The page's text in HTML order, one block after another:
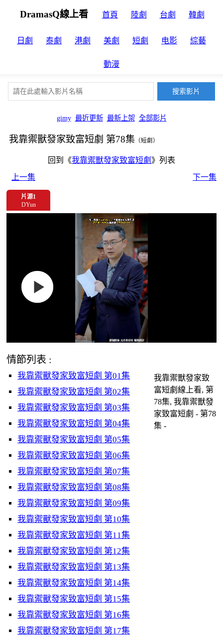
DramasQ線上看 首頁 陸劇 台劇 韓劇
日劇 泰劇 港劇 美劇 短劇 电影 綜藝
動漫
gimy 最近更新 最新上架 全部影片
我靠禦獸發家致富短劇 第78集 （短劇）
回到《我靠禦獸發家致富短劇 》列表
上一集
下一集
片源1
DYun
情節列表 :
我靠禦獸發家致富短劇 第01集
我靠禦獸發家致富短劇 第02集
我靠禦獸發家致富短劇 第03集
我靠禦獸發家致富短劇 第04集
我靠禦獸發家致富短劇 第05集
我靠禦獸發家致富短劇 第06集
我靠禦獸發家致富短劇 第07集
我靠禦獸發家致富短劇 第08集
我靠禦獸發家致富短劇 第09集
我靠禦獸發家致富短劇 第10集
我靠禦獸發家致富短劇 第11集
我靠禦獸發家致富短劇 第12集
我靠禦獸發家致富短劇 第13集
我靠禦獸發家致富短劇 第14集
我靠禦獸發家致富短劇 第15集
我靠禦獸發家致富短劇 第16集
我靠禦獸發家致富短劇 第17集
我靠禦獸發家致
富短劇線上看, 第
78集, 我靠禦獸發
家致富短劇 - 第78
集 -